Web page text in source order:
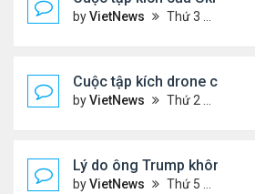
byVietNews Thứ 3 Tháng 6 03, 2025 5:55 pm
Cuộc tập kích drone có
byVietNews Thứ 2 Tháng 6 02, 2025 5:41 pm
Lý do ông Trump không
byVietNews Thứ 5 Tháng 5 29, 2025 8:32 am